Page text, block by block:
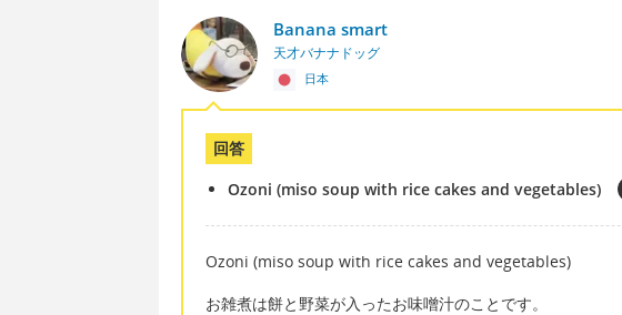
Banana smart
天才バナナドッグ
日本
回答
Ozoni (miso soup with rice cakes and vegetables)
Ozoni (miso soup with rice cakes and vegetables)
お雑煮は餅と野菜が入ったお味噌汁のことです。